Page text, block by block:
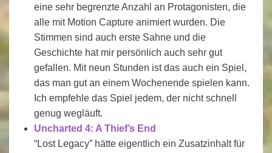
eine sehr begrenzte Anzahl an Protagonisten, die
alle mit Motion Capture animiert wurden. Die
Stimmen sind auch erste Sahne und die
Geschichte hat mir persönlich auch sehr gut
gefallen. Mit neun Stunden ist das auch ein Spiel,
das man gut an einem Wochenende spielen kann.
Ich empfehle das Spiel jedem, der nicht schnell
genug wegläuft.
Uncharted 4: A Thief’s End
“Lost Legacy” hätte eigentlich ein Zusatzinhalt für